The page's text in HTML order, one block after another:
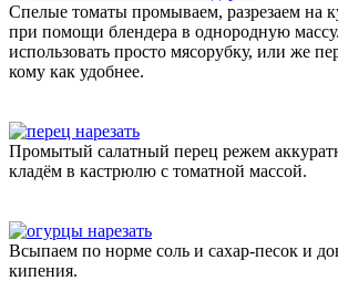
Спелые томаты промываем, разрезаем на
при помощи блендера в однородную
использовать просто мясорубку, или же
кому как удобнее.
Промытый салатный перец режем
кладём в кастрюлю с томатной массой.
Всыпаем по норме соль и сахар-песок и
кипения.